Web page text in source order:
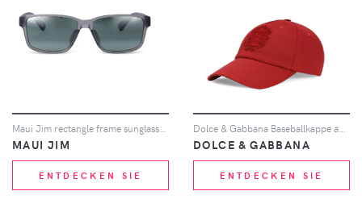
Maui Jim rectangle frame sunglasses - Grau
MAUI JIM
ENTDECKEN SIE
Dolce & Gabbana Baseballkappe aus Gabardine - Rot
DOLCE & GABBANA
ENTDECKEN SIE